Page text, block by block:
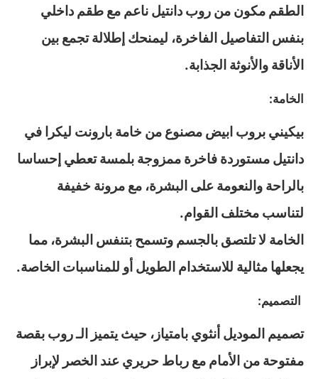
الطقم مكون من روب دانتيل ناعم مع طقم داخلي
بنفس التفاصيل الفاخرة، ليمنحك إطلالة تجمع بين
الأناقة والأنوثة الجذابة.
الخامة:
بيكيني بروب ابيض مصنوع من خامة بارونت ليكرا في
دانتيل مستوردة فاخرة ممزوجة بلمسة تعطي إحساسا
بالراحة والنعومة على البشرة، مع مرونة خفيفة
لتناسب مختلف القوام.
الخامة لا تلتصق بالجسم وتسمح بتنفس البشرة، مما
يجعلها مثالية للاستخدام الطويل أو للمناسبات الخاصة.
التصميم:
تصميم الموديل أنثوي بامتياز، حيث يتميز الـ روب بقصة
مفتوحة من الأمام مع رباط حريري عند الخصر لإبراز